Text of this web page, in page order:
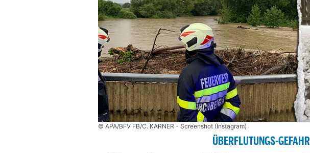
© APA/BFV FB/C. KARNER - Screenshot (Instagram)
ÜBERFLUTUNGS-GEFAHR